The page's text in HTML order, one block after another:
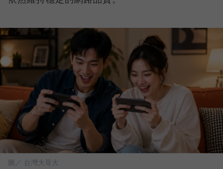
圖／ 台灣大哥大